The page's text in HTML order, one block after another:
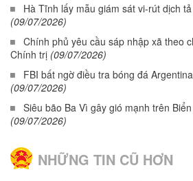
Hà Tĩnh lấy mẫu giám sát vi-rút dịch
(09/07/2026)
Chính phủ yêu cầu sáp nhập xã theo
Chính trị (09/07/2026)
FBI bất ngờ điều tra bóng đá
(09/07/2026)
Siêu bão Ba Vì gây gió mạnh trên
(09/07/2026)
NHỮNG TIN CŨ HƠN